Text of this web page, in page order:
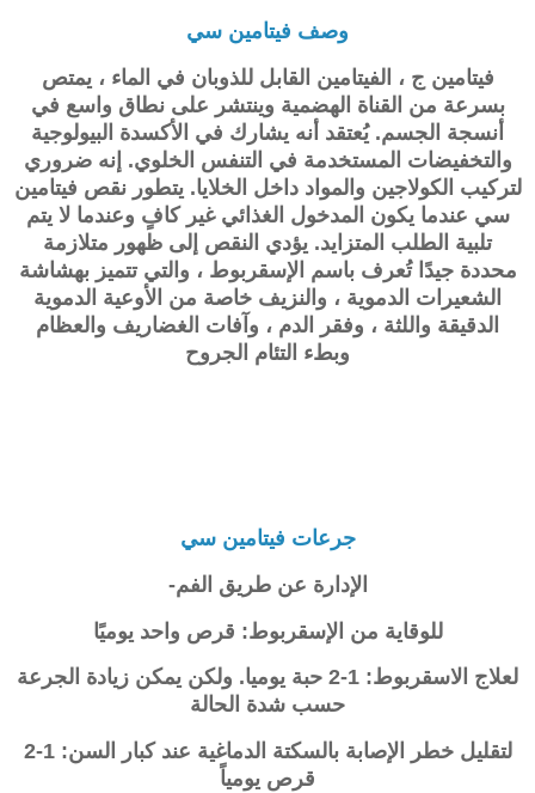
وصف فيتامين سي
فيتامين ج ، الفيتامين القابل للذوبان في الماء ، يمتص
بسرعة من القناة الهضمية وينتشر على نطاق واسع في
أنسجة الجسم. يُعتقد أنه يشارك في الأكسدة البيولوجية
والتخفيضات المستخدمة في التنفس الخلوي. إنه ضروري
لتركيب الكولاجين والمواد داخل الخلايا. يتطور نقص فيتامين
سي عندما يكون المدخول الغذائي غير كافٍ وعندما لا يتم
تلبية الطلب المتزايد. يؤدي النقص إلى ظهور متلازمة
محددة جيدًا تُعرف باسم الإسقربوط ، والتي تتميز بهشاشة
الشعيرات الدموية ، والنزيف خاصة من الأوعية الدموية
الدقيقة واللثة ، وفقر الدم ، وآفات الغضاريف والعظام
وبطء التئام الجروح
جرعات فيتامين سي
الإدارة عن طريق الفم-
للوقاية من الإسقربوط: قرص واحد يوميًا
لعلاج الاسقربوط: 1-2 حبة يوميا. ولكن يمكن زيادة الجرعة
حسب شدة الحالة
لتقليل خطر الإصابة بالسكتة الدماغية عند كبار السن: 1-2
قرص يومياً